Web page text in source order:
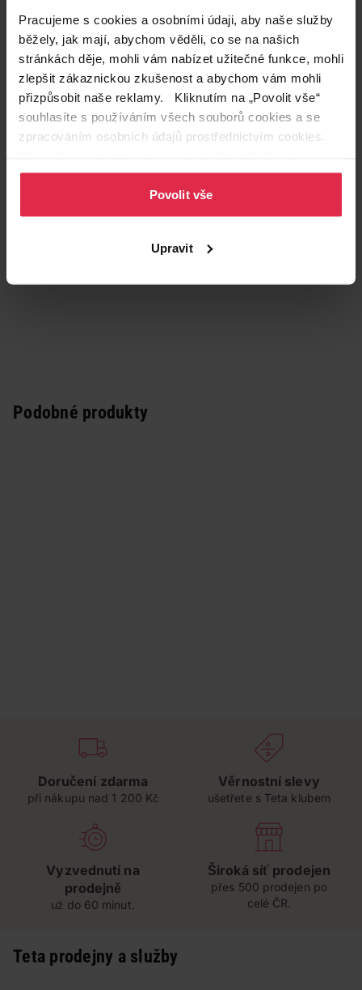
Pracujeme s cookies a osobními údaji, aby naše služby
běžely, jak mají, abychom věděli, co se na našich
stránkách děje, mohli vám nabízet užitečné funkce, mohli
zlepšit zákaznickou zkušenost a abychom vám mohli
přizpůsobit naše reklamy. Kliknutím na „Povolit vše“
souhlasíte s používáním všech souborů cookies a se
zpracováním osobních údajů prostřednictvím cookies.
osobních údajů.
Povolit vše
Upravit
značka
Podznačka Harmonie
Zákazníci také často nakupují
Podobné produkty
Doručení zdarma
při nákupu nad 1 200 Kč
Věrnostní slevy
ušetřete s Teta klubem
Vyzvednutí na
prodejně
už do 60 minut.
Široká síť prodejen
přes 500 prodejen po
celé ČR.
Teta prodejny a služby